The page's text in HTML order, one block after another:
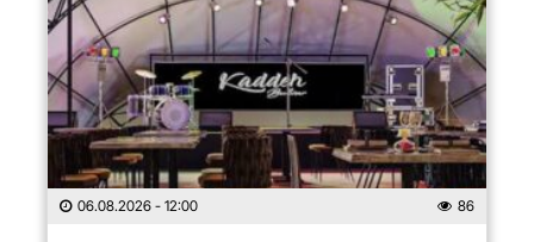
06.08.2026 - 12:00 86